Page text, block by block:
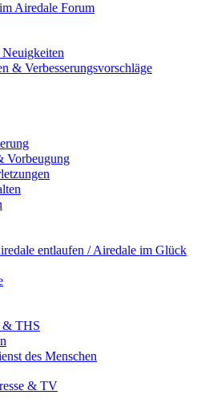
Airedale Forum
& Verbesserungsvorschläge
Vorbeugung
entlaufen / Airedale im Glück
THS
des Menschen
& TV